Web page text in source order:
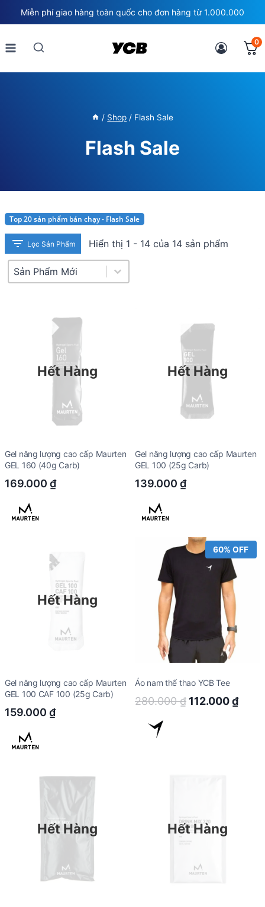
to
content
Miễn phí giao hàng toàn quốc cho đơn hàng từ 1.000.000
0
/ Shop / Flash Sale
Flash Sale
Top 20 sản phẩm bán chạy - Flash Sale
Lọc Sản Phẩm Hiển thị 1 - 14 của 14 sản phẩm
Product Sort
Sort content
Hết Hàng
Gel năng lượng cao cấp Maurten
GEL 160 (40g Carb)
169.000 ₫
Hết Hàng
Gel năng lượng cao cấp Maurten
GEL 100 (25g Carb)
139.000 ₫
Hết Hàng
Gel năng lượng cao cấp Maurten
GEL 100 CAF 100 (25g Carb)
159.000 ₫
60% OFF
Áo nam thể thao YCB Tee
280.000₫ Original
112.000₫
Hết Hàng Hết Hàng